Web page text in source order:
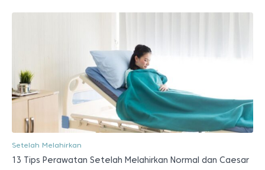
Setelah Melahirkan
13 Tips Perawatan Setelah Melahirkan Normal dan Caesar